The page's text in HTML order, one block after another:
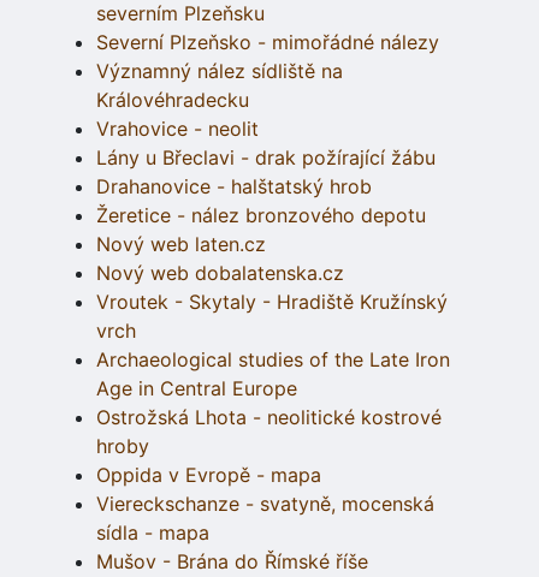
severním Plzeňsku
Severní Plzeňsko - mimořádné nálezy
Významný nález sídliště na
Královéhradecku
Vrahovice - neolit
Lány u Břeclavi - drak požírající žábu
Drahanovice - halštatský hrob
Žeretice - nález bronzového depotu
Nový web laten.cz
Nový web dobalatenska.cz
Vroutek - Skytaly - Hradiště Kružínský
vrch
Archaeological studies of the Late Iron
Age in Central Europe
Ostrožská Lhota - neolitické kostrové
hroby
Oppida v Evropě - mapa
Viereckschanze - svatyně, mocenská
sídla - mapa
Mušov - Brána do Římské říše